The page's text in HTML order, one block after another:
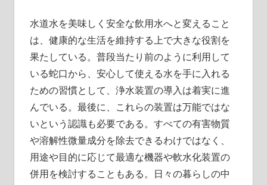
水道水を美味しく安全な飲用水へと変えること
は、健康的な生活を維持する上で大きな役割を
果たしている。普段当たり前のように利用して
いる蛇口から、安心して使える水を手に入れる
ための習慣として、浄水装置の導入は着実に進
んでいる。最後に、これらの装置は万能ではな
いという認識も必要である。すべての有害物質
や溶解性微量成分を除去できるわけではなく、
用途や目的に応じて最適な機器や軟水化装置の
併用を検討することもある。日々の暮らしの中